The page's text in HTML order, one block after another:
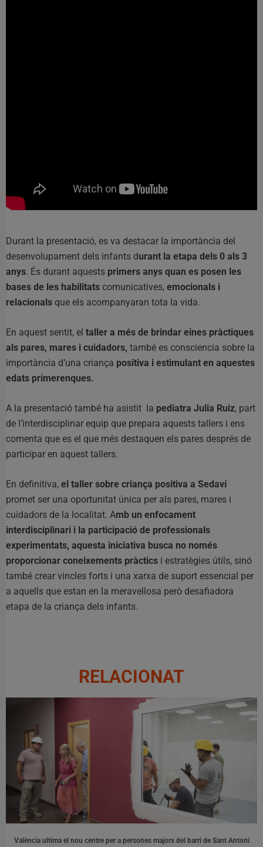
Durant la presentació, es va destacar la importància del
desenvolupament dels infants durant la etapa dels 0 als 3
anys. És durant aquests primers anys quan es posen les
bases de les habilitats comunicatives, emocionals i
relacionals que els acompanyaran tota la vida.
En aquest sentit, el taller a més de brindar eines pràctiques
als pares, mares i cuidadors, també es consciencia sobre la
importància d’una criança positiva i estimulant en aquestes
edats primerenques.
A la presentació també ha asistit la pediatra Julia Ruiz, part
de l’interdisciplinar equip que prepara aquests tallers i ens
comenta que es el que més destaquen els pares després de
participar en aquest tallers.
En definitiva, el taller sobre criança positiva a Sedaví
promet ser una oportunitat única per als pares, mares i
cuidadors de la localitat. Amb un enfocament
interdisciplinari i la participació de professionals
experimentats, aquesta iniciativa busca no només
proporcionar coneixements pràctics i estratègies útils, sinó
també crear vincles forts i una xarxa de suport essencial per
a aquells que estan en la meravellosa però desafiadora
etapa de la criança dels infants.
RELACIONAT
València ultima el nou centre per a persones majors del barri de Sant Antoni